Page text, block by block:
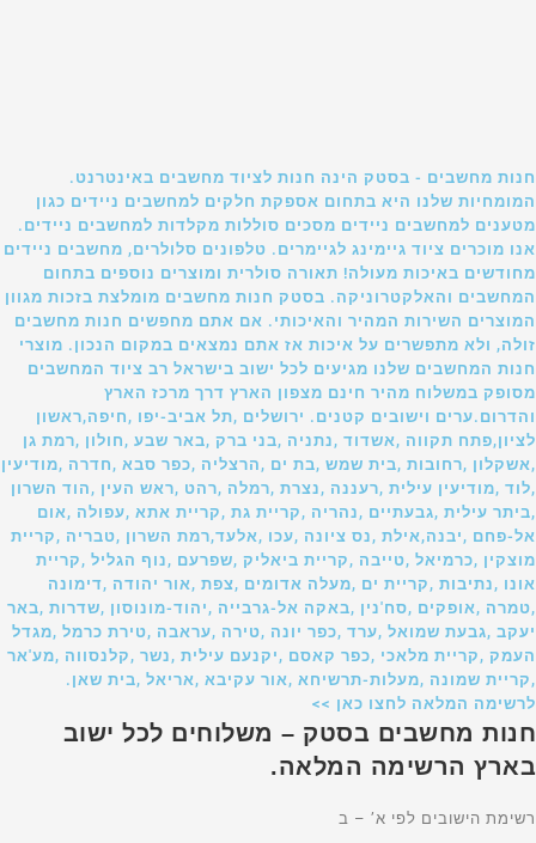
חנות מחשבים - בסטק הינה חנות לציוד מחשבים באינטרנט.
המומחיות שלנו היא בתחום אספקת חלקים למחשבים ניידים כגון
מטענים למחשבים ניידים מסכים סוללות מקלדות למחשבים ניידים.
אנו מוכרים ציוד גיימינג לגיימרים. טלפונים סלולרים, מחשבים ניידים
מחודשים באיכות מעולה! תאורה סולרית ומוצרים נוספים בתחום
המחשבים והאלקטרוניקה. בסטק חנות מחשבים מומלצת בזכות מגוון
המוצרים השירות המהיר והאיכותי. אם אתם מחפשים חנות מחשבים
זולה, ולא מתפשרים על איכות אז אתם נמצאים במקום הנכון. מוצרי
חנות המחשבים שלנו מגיעים לכל ישוב בישראל רב ציוד המחשבים
מסופק במשלוח מהיר חינם מצפון הארץ דרך מרכז הארץ
והדרום.ערים וישובים קטנים. ירושלים ,תל אביב-יפו ,חיפה,ראשון
לציון,פתח תקווה ,אשדוד ,נתניה ,בני ברק ,באר שבע ,חולון ,רמת גן
,אשקלון ,רחובות ,בית שמש ,בת ים ,הרצליה ,כפר סבא ,חדרה ,מודיעין
,לוד ,מודיעין עילית ,רעננה ,נצרת ,רמלה ,רהט ,ראש העין ,הוד השרון
,ביתר עילית ,גבעתיים ,נהריה ,קריית גת ,קריית אתא ,עפולה ,אום
אל-פחם ,יבנה,אילת ,נס ציונה ,עכו ,אלעד,רמת השרון ,טבריה ,קריית
מוצקין ,כרמיאל ,טייבה ,קריית ביאליק ,שפרעם ,נוף הגליל ,קריית
אונו ,נתיבות ,קריית ים ,מעלה אדומים ,צפת ,אור יהודה ,דימונה
,טמרה ,אופקים ,סח'נין ,באקה אל-גרבייה ,יהוד-מונוסון ,שדרות ,באר
יעקב ,גבעת שמואל ,ערד ,כפר יונה ,טירה ,עראבה ,טירת כרמל ,מגדל
העמק ,קריית מלאכי ,כפר קאסם ,יקנעם עילית ,נשר ,קלנסווה ,מע'אר
,קריית שמונה ,מעלות-תרשיחא ,אור עקיבא ,אריאל ,בית שאן.
לרשימה המלאה לחצו כאן >>
חנות מחשבים בסטק – משלוחים לכל ישוב
בארץ הרשימה המלאה.
רשימת הישובים לפי א’ – ב